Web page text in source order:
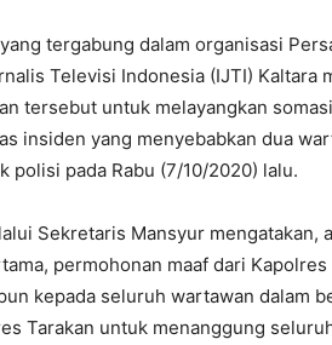
tergabung dalam organisasi
Televisi Indonesia (IJTI) Kaltara
tersebut untuk melayangkan
insiden yang menyebabkan dua
polisi pada Rabu (7/10/2020) lalu.
Sekretaris Mansyur mengatakan,
permohonan maaf dari Kapolres
kepada seluruh wartawan dalam
Tarakan untuk menanggung